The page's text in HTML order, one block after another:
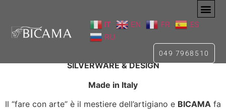
IT EN FR
ES
RU
049 7968510
BICAMA
SILVERWARE & DESIGN
Made in Italy
Il “fare con arte” è il mestiere dell’artigiano e BICAMA fa